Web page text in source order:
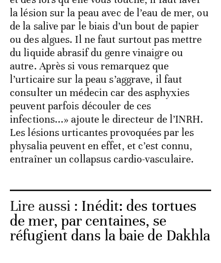
la lésion sur la peau avec de l’eau de mer, ou
de la salive par le biais d’un bout de papier
ou des algues. Il ne faut surtout pas mettre
du liquide abrasif du genre vinaigre ou
autre. Après si vous remarquez que
l’urticaire sur la peau s’aggrave, il faut
consulter un médecin car des asphyxies
peuvent parfois découler de ces
infections...» ajoute le directeur de l’INRH.
Les lésions urticantes provoquées par les
physalia peuvent en effet, et c’est connu,
entraîner un collapsus cardio-vasculaire.
Lire aussi : Inédit: des tortues
de mer, par centaines, se
réfugient dans la baie de Dakhla